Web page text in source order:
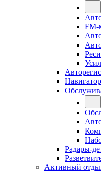
FM-
Радары-
Активный